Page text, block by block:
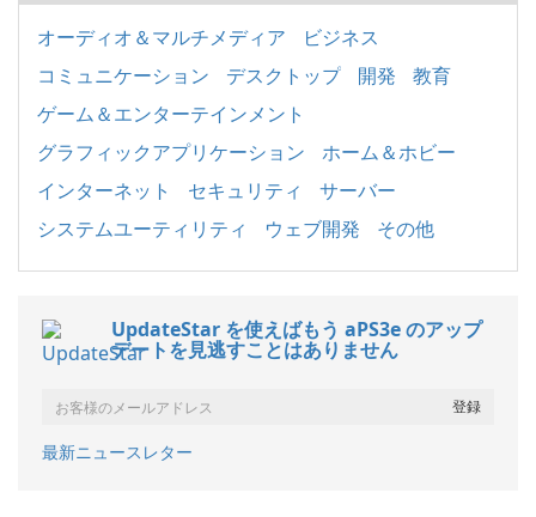
オーディオ＆マルチメディア
ビジネス
コミュニケーション
デスクトップ 開発
教育
ゲーム＆エンターテインメント
グラフィックアプリケーション
ホーム＆ホビー
インターネット
セキュリティ
サーバー
システムユーティリティ
ウェブ開発 その他
UpdateStar を使えばもう aPS3e のアップ
デートを見逃すことはありません
最新ニュースレター